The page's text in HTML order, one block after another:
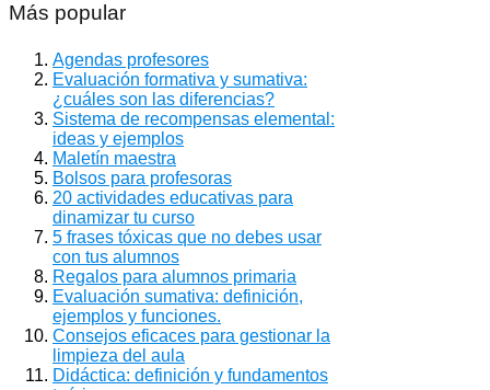
Más popular
Agendas profesores
Evaluación formativa y sumativa:
¿cuáles son las diferencias?
Sistema de recompensas elemental:
ideas y ejemplos
Maletín maestra
Bolsos para profesoras
20 actividades educativas para
dinamizar tu curso
5 frases tóxicas que no debes usar
con tus alumnos
Regalos para alumnos primaria
Evaluación sumativa: definición,
ejemplos y funciones.
Consejos eficaces para gestionar la
limpieza del aula
Didáctica: definición y fundamentos